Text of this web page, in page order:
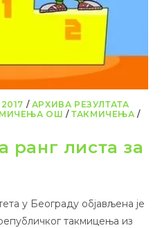
/ АРХИВА РЕЗУЛТАТА
ОШ /ТАКМИЧЕЊА /
ранг листа за
у Београду објављена је
такмицења из